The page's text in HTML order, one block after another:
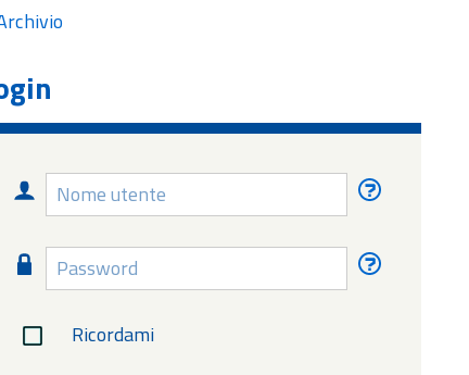
Nome
utente
Nome
utente
Password
Password
Ricordami